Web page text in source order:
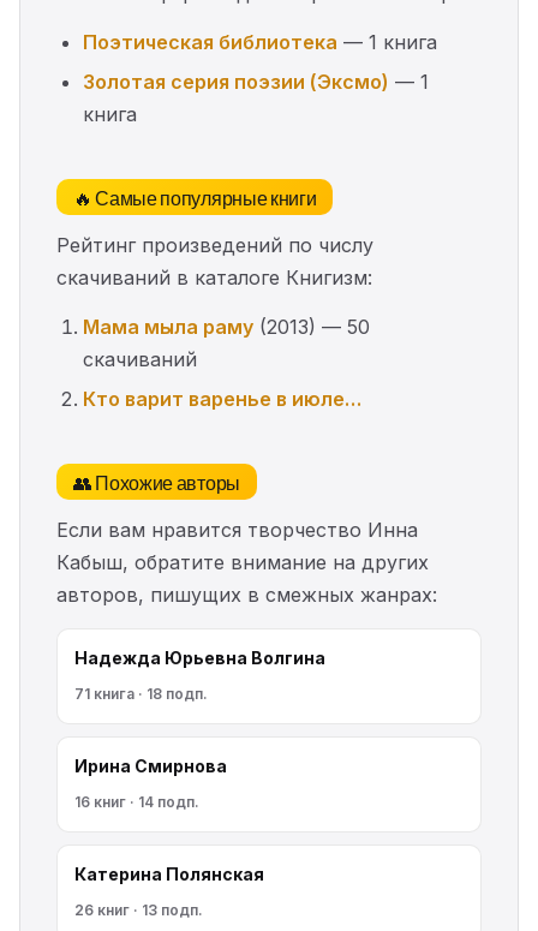
Поэтическая библиотека — 1 книга
Золотая серия поэзии (Эксмо) — 1
книга
🔥 Самые популярные книги
Рейтинг произведений по числу
скачиваний в каталоге Книгизм:
Мама мыла раму (2013) — 50
скачиваний
Кто варит варенье в июле…
👥 Похожие авторы
Если вам нравится творчество Инна
Кабыш, обратите внимание на других
авторов, пишущих в смежных жанрах:
Надежда Юрьевна Волгина
71 книга · 18 подп.
Ирина Смирнова
16 книг · 14 подп.
Катерина Полянская
26 книг · 13 подп.